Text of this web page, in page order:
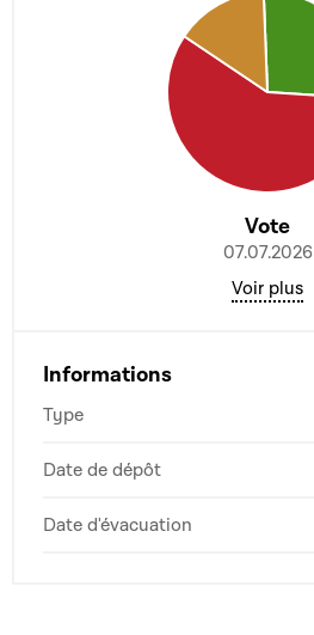
Vote
07.07.2026
Voir plus
Informations
Type
Date de dépôt
Date d'évacuation